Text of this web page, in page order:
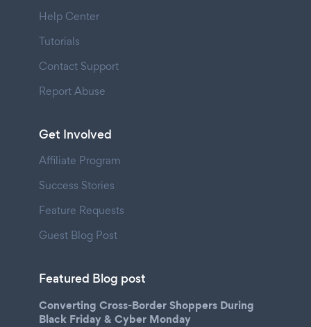
Help Center
Tutorials
Contact Support
Report Abuse
Get Involved
Affiliate Program
Success Stories
Feature Requests
Guest Blog Post
Featured Blog post
Converting Cross-Border Shoppers During
Black Friday & Cyber Monday